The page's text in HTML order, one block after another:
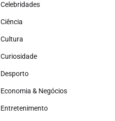
Celebridades
Ciência
Cultura
Curiosidade
Desporto
Economia & Negócios
Entretenimento